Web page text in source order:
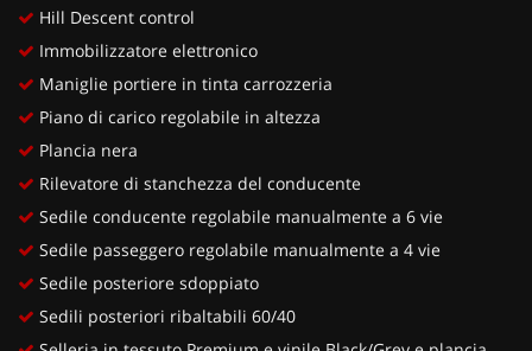
Hill Descent control
Immobilizzatore elettronico
Maniglie portiere in tinta carrozzeria
Piano di carico regolabile in altezza
Plancia nera
Rilevatore di stanchezza del conducente
Sedile conducente regolabile manualmente a 6 vie
Sedile passeggero regolabile manualmente a 4 vie
Sedile posteriore sdoppiato
Sedili posteriori ribaltabili 60/40